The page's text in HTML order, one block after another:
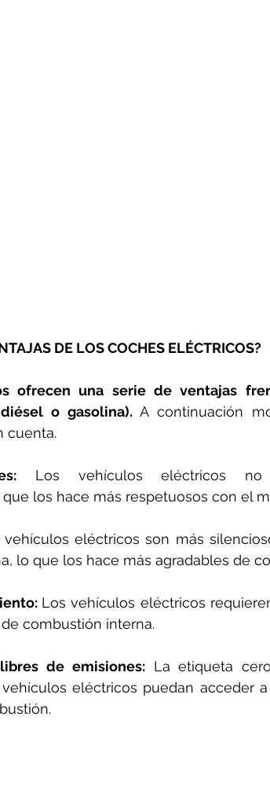
DE LOS COCHES ELÉCTRICOS?
ofrecen una serie de ventajas
o gasolina). A continuación
cuenta.
Los vehículos eléctricos no
los hace más respetuosos con el
vehículos eléctricos son más
lo que los hace más agradables de
Los vehículos eléctricos
combustión interna.
de emisiones: La etiqueta
eléctricos puedan acceder